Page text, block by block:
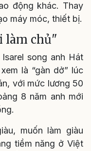
động khác. Thay
máy móc, thiết bị.
làm chủ"
song anh Hát
là “gàn dở” lúc
với mức lương 50
8 năm anh mới
muốn làm giàu
tiềm năng ở Việt